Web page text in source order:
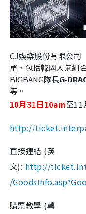
CJ娛樂股份有限公司
單，包括韓國人氣組
BIGBANG隊長G-
等。
10月31日10am至11
http://
直接連結 (英
文): http://
/
購票教學 (轉